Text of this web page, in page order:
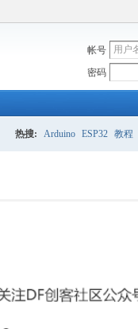
帐号
密码
热搜: Arduino ESP32 教程